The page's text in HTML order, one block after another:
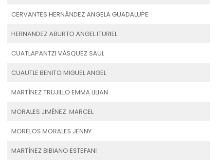
CERVANTES HERNÁNDEZ ANGELA GUADALUPE
HERNANDEZ ABURTO ANGEL ITURIEL
CUATLAPANTZI VÁSQUEZ SAUL
CUAUTLE BENITO MIGUEL ANGEL
MARTÍNEZ TRUJILLO EMMA LILIAN
MORALES JIMÉNEZ MARCEL
MORELOS MORALES JENNY
MARTÍNEZ BIBIANO ESTEFANI